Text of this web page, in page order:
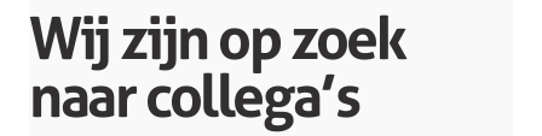
Wij zijn op zoek
naar collega’s